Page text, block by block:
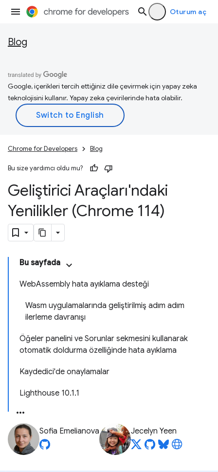
Oturum aç
Blog
Google, içerikleri tercih ettiğiniz dile çevirmek için yapay zeka
teknolojisini kullanır. Yapay zeka çevirilerinde hata olabilir.
Chrome for Developers Blog
Bu size yardımcı oldu mu?
Geliştirici Araçları'ndaki
Yenilikler (Chrome 114)
Bu sayfada
WebAssembly hata ayıklama desteği
Wasm uygulamalarında geliştirilmiş adım adım
ilerleme davranışı
Öğeler panelini ve Sorunlar sekmesini kullanarak
otomatik doldurma özelliğinde hata ayıklama
Kaydedici'de onaylamalar
Lighthouse 10.1.1
Sofia Emelianova Jecelyn Yeen